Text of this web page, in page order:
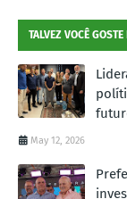
TALVEZ VOCÊ
May 12, 2026